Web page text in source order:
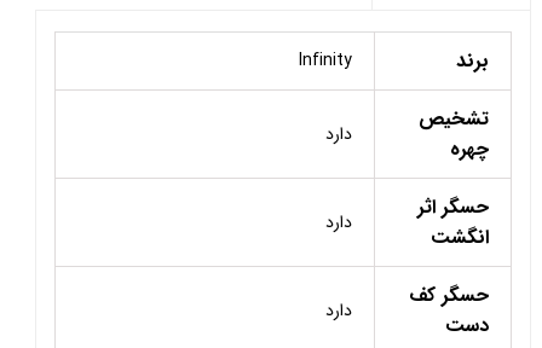
برند Infinity
تشخیص
چهره
دارد
حسگر اثر
انگشت
دارد
حسگر کف
دست
دارد